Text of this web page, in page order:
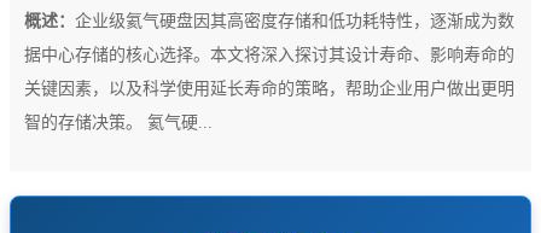
概述： 企业级氦气硬盘因其高密度存储和低功耗特性，逐渐成为数
据中心存储的核心选择。本文将深入探讨其设计寿命、影响寿命的
关键因素，以及科学使用延长寿命的策略，帮助企业用户做出更明
智的存储决策。 氦气硬...